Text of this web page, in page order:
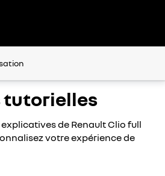
tutorielles
de Renault Clio full
votre expérience de